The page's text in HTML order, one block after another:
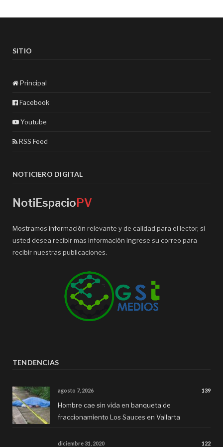
SITIO
Principal
Facebook
Youtube
RSS Feed
NOTICIERO DIGITAL
NotiEspacioPV
Mostramos información relevante y de calidad para el lector, si
usted desea recibir mas información ingrese su correo para
recibir nuestras publicaciones.
TENDENCIAS
agosto 7, 2026 139
Hombre cae sin vida en banqueta de
fraccionamiento Los Sauces en Vallarta
diciembre 31, 2020 122